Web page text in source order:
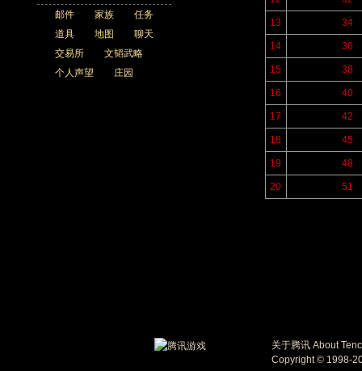
13 34
14 36
15 38
16 40
17 42
18 45
19 48
20 51
邮件 家族
任务
道具
地图
聊天
交易所
文韬武略
个人声望
庄园
关于腾讯 About
Copyright © 1998-